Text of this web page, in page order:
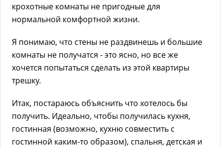
крохотные комнаты не пригодные для
нормальной комфортной жизни.
Я понимаю, что стены не раздвинешь и большие
комнаты не получатся - это ясно, но все же
хочется попытаться сделать из этой квартиры
трешку.
Итак, постараюсь объяснить что хотелось бы
получить. Идеально, чтобы получилась кухня,
гостинная (возможно, кухню совместить с
гостинной каким-то образом), спальня, детская и